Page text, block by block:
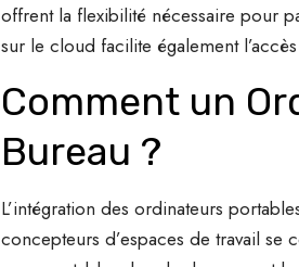
offrent la flexibilité nécessaire pour
sur le cloud facilite également
Comment un
Bureau ?
L’intégration des ordinateurs
concepteurs d’espaces de travail se